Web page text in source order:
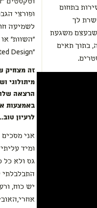
בתחום
לך
שבעצם משגעת
בתוך תאים
ופורצי
לשמיעה
"השוות"
"Object Oriented Design" קראו אז לגל הבא, לבאזז החדש.
זה מצחיק
מיתולוגי
הרצאה
באמצעות
לרעיון טוב..
ומיד
גס ולא כל
התבלבלתי